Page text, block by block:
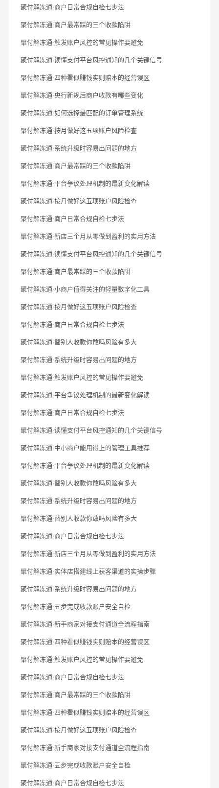
聚付解冻通·商户日常合规自检七步法
聚付解冻通·商户最常踩的三个收款陷阱
聚付解冻通·触发账户风控的常见操作要避免
聚付解冻通·读懂支付平台风控通知的几个关键信号
聚付解冻通·四种看似赚钱实则赔本的经营误区
聚付解冻通·央行新规后商户收款有哪些变化
聚付解冻通·如何选择最匹配的订单管理系统
聚付解冻通·按月做好这五项账户风险检查
聚付解冻通·系统升级时容易出问题的地方
聚付解冻通·商户最常踩的三个收款陷阱
聚付解冻通·平台争议处理机制的最新变化解读
聚付解冻通·按月做好这五项账户风险检查
聚付解冻通·商户日常合规自检七步法
聚付解冻通·新店三个月从零做到盈利的实用方法
聚付解冻通·读懂支付平台风控通知的几个关键信号
聚付解冻通·商户最常踩的三个收款陷阱
聚付解冻通·小商户值得关注的轻量数字化工具
聚付解冻通·按月做好这五项账户风险检查
聚付解冻通·商户日常合规自检七步法
聚付解冻通·替别人收款你敢吗风险有多大
聚付解冻通·系统升级时容易出问题的地方
聚付解冻通·触发账户风控的常见操作要避免
聚付解冻通·平台争议处理机制的最新变化解读
聚付解冻通·商户日常合规自检七步法
聚付解冻通·读懂支付平台风控通知的几个关键信号
聚付解冻通·中小商户能用得上的管理工具推荐
聚付解冻通·平台争议处理机制的最新变化解读
聚付解冻通·替别人收款你敢吗风险有多大
聚付解冻通·系统升级时容易出问题的地方
聚付解冻通·替别人收款你敢吗风险有多大
聚付解冻通·商户日常合规自检七步法
聚付解冻通·新店三个月从零做到盈利的实用方法
聚付解冻通·实体店搭建线上获客渠道的实操步骤
聚付解冻通·系统升级时容易出问题的地方
聚付解冻通·五步完成收款账户安全自检
聚付解冻通·新手商家对接支付通道全流程指南
聚付解冻通·四种看似赚钱实则赔本的经营误区
聚付解冻通·触发账户风控的常见操作要避免
聚付解冻通·商户日常合规自检七步法
聚付解冻通·商户最常踩的三个收款陷阱
聚付解冻通·四种看似赚钱实则赔本的经营误区
聚付解冻通·按月做好这五项账户风险检查
聚付解冻通·新手商家对接支付通道全流程指南
聚付解冻通·五步完成收款账户安全自检
聚付解冻通·商户日常合规自检七步法